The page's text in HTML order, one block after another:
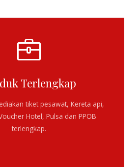
Terlengkap
tiket pesawat, Kereta api,
Hotel, Pulsa dan PPOB
terlengkap.